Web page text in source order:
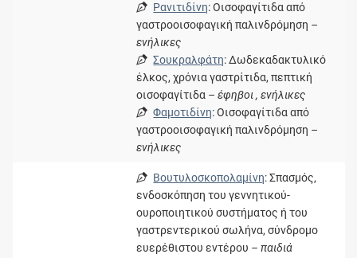
Ρανιτιδίνη: Οισοφαγίτιδα από
γαστροοισοφαγική παλινδρόμηση –
ενήλικες
Σουκραλφάτη: Δωδεκαδακτυλικό
έλκος, χρόνια γαστρίτιδα, πεπτική
οισοφαγίτιδα – έφηβοι , ενήλικες
Φαμοτιδίνη: Οισοφαγίτιδα από
γαστροοισοφαγική παλινδρόμηση –
ενήλικες
Βουτυλοσκοπολαμίνη: Σπασμός,
ενδοσκόπηση του γεννητικού-
ουροποιητικού συστήματος ή του
γαστρεντερικού σωλήνα, σύνδρομο
ευερέθιστου εντέρου – παιδιά